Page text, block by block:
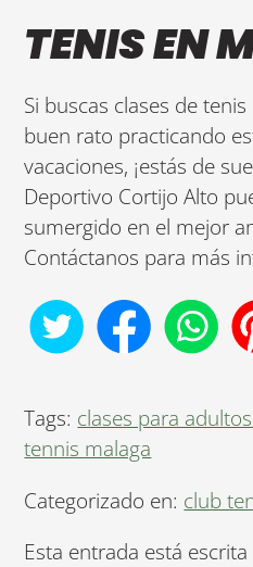
TENIS EN
Si buscas clases de
buen rato practicando
vacaciones, ¡estás de
Deportivo Cortijo Alto
sumergido en el mejor
Contáctanos para más
Tags: clases para
tennis malaga
Categorizado en: club
Esta entrada está